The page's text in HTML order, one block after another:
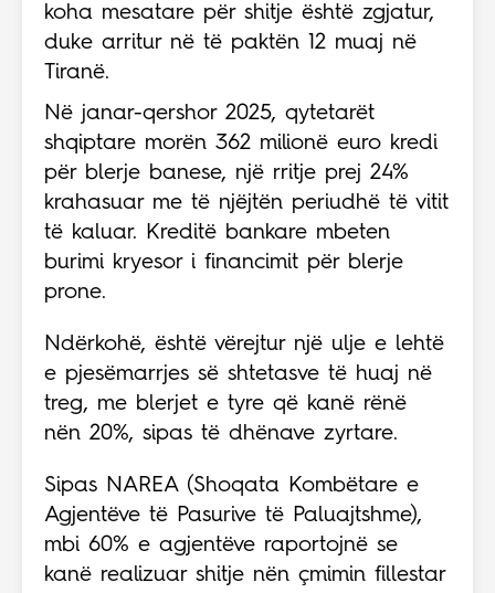
koha mesatare për shitje është zgjatur,
duke arritur në të paktën 12 muaj në
Tiranë.
Në janar-qershor 2025, qytetarët
shqiptare morën 362 milionë euro kredi
për blerje banese, një rritje prej 24%
krahasuar me të njëjtën periudhë të vitit
të kaluar. Kreditë bankare mbeten
burimi kryesor i financimit për blerje
prone.
Ndërkohë, është vërejtur një ulje e lehtë
e pjesëmarrjes së shtetasve të huaj në
treg, me blerjet e tyre që kanë rënë
nën 20%, sipas të dhënave zyrtare.
Sipas NAREA (Shoqata Kombëtare e
Agjentëve të Pasurive të Paluajtshme),
mbi 60% e agjentëve raportojnë se
kanë realizuar shitje nën çmimin fillestar